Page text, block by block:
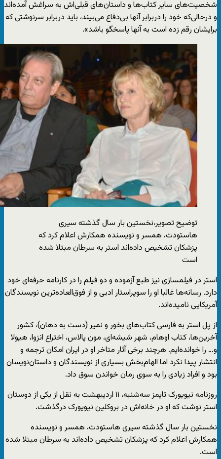
شخصیت‌های سایر کتاب‌ها و داستان‌های قبلی‌اش به سراغش آمده‌اند
و درحالی‌که خود را دربرابر آنها بی‌دفاع می‌بیند، باید دربرابر سرنوشتی که
برایشان رقم زده است به آنها پاسخگو باشد».
توضیح تصویر،نخستین بار سال گذشته سیری
هاستودت، همسر و نویسنده همکارش اعلام کرد که
پزشکان تشخیص داده‌اند استر به سرطان مبتلا شده
است
استر در فیلمسازی نیز طبع آزموده و دو فیلم را در کارنامه حرفه‌ای خود
دارد. رسانه‌ها غالبا او را سوپراستار ادبی و از فوق‌العاده‌ترین نویسندگان
آمریکایی نامیده‌اند.
از پل استر به فارسی کتاب‌های بخور و نمیر (دست به دهان)، کشور
آخرین‌ها، کتاب اوهام، شهر شیشه‌ای، مون پالاس، اختراع انزوا، هیولا
و… را خوانده‌ایم. هرچند برخی آثار متاخر او در ایران امکان ترجمه و
انتشار پیدا نکرد اما الهام‌بخش بسیاری از نویسندگان و داستان‌نویسان
بود و افراد زیادی را به سوی رمان خواندن سوق داد.
روزنامه نیویورک تایمز سه‌شنبه، ۱۱ اردیبهشت به‌ نقل از یکی از دوستان
استر نوشت که او در خانه‌اش در بروکلین نیویورک درگذشت.
نخستین بار سال گذشته سیری هاستودت، همسر و نویسنده
همکارش اعلام کرد که پزشکان تشخیص داده‌اند به سرطان مبتلا شده
است.